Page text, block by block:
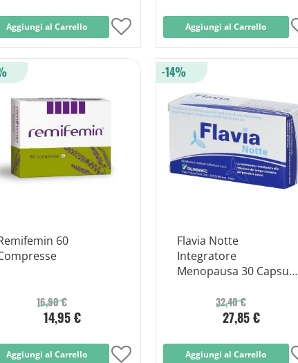
Aggiungi al Carrello
Aggiungi
desideri
Aggiungi al Carrello
60
16,90 €
14,95 €
Aggiungi al Carrello
Aggiungi
Flavia Notte
Integratore
Menopausa 30 Capsule
32,40 €
27,85 €
-14%
Aggiungi al Carrello